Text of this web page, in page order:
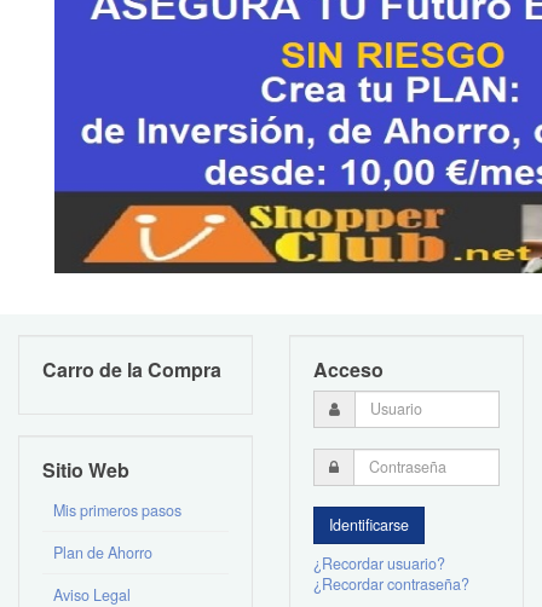
Carro de la Compra
Sitio Web
Mis primeros pasos
Plan de Ahorro
Aviso Legal
Acceso
¿Recordar usuario?
¿Recordar contraseña?